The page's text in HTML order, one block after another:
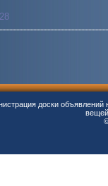
доски объявлений